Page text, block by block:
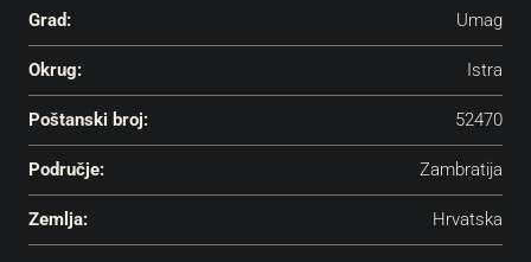
Grad: Umag
Okrug: Istra
Poštanski broj: 52470
Područje: Zambratija
Zemlja: Hrvatska